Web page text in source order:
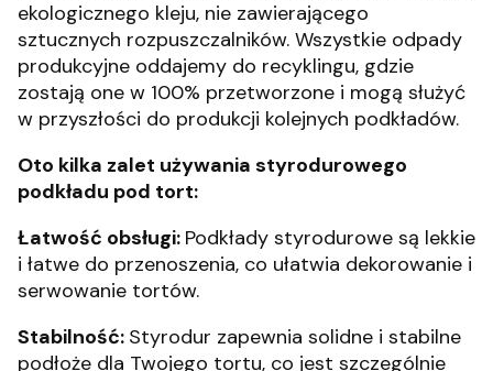
ekologicznego kleju, nie zawierającego
sztucznych rozpuszczalników. Wszystkie odpady
produkcyjne oddajemy do recyklingu, gdzie
zostają one w 100% przetworzone i mogą służyć
w przyszłości do produkcji kolejnych podkładów.
Oto kilka zalet używania styrodurowego
podkładu pod tort:
Łatwość obsługi: Podkłady styrodurowe są lekkie
i łatwe do przenoszenia, co ułatwia dekorowanie i
serwowanie tortów.
Stabilność: Styrodur zapewnia solidne i stabilne
podłoże dla Twojego tortu, co jest szczególnie